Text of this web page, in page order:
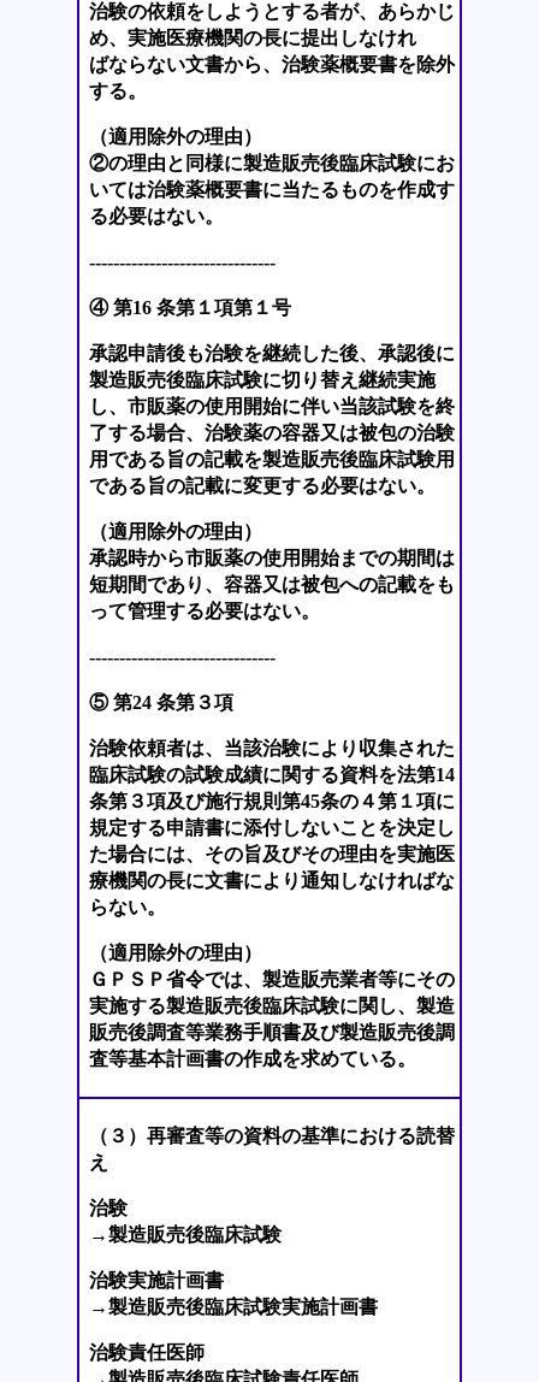
治験の依頼をしようとする者が、あらかじ
め、実施医療機関の長に提出しなけれ
ばならない文書から、治験薬概要書を除外
する。
（適用除外の理由）
②の理由と同様に製造販売後臨床試験にお
いては治験薬概要書に当たるものを作成す
る必要はない。
-------------------------------
④ 第16 条第１項第１号
承認申請後も治験を継続した後、承認後に
製造販売後臨床試験に切り替え継続実施
し、市販薬の使用開始に伴い当該試験を終
了する場合、治験薬の容器又は被包の治験
用である旨の記載を製造販売後臨床試験用
である旨の記載に変更する必要はない。
（適用除外の理由）
承認時から市販薬の使用開始までの期間は
短期間であり、容器又は被包への記載をも
って管理する必要はない。
-------------------------------
⑤ 第24 条第３項
治験依頼者は、当該治験により収集された
臨床試験の試験成績に関する資料を法第14
条第３項及び施行規則第45条の４第１項に
規定する申請書に添付しないことを決定し
た場合には、その旨及びその理由を実施医
療機関の長に文書により通知しなければな
らない。
（適用除外の理由）
ＧＰＳＰ省令では、製造販売業者等にその
実施する製造販売後臨床試験に関し、製造
販売後調査等業務手順書及び製造販売後調
査等基本計画書の作成を求めている。
（３）再審査等の資料の基準における読替
え
治験
→製造販売後臨床試験
治験実施計画書
→製造販売後臨床試験実施計画書
治験責任医師